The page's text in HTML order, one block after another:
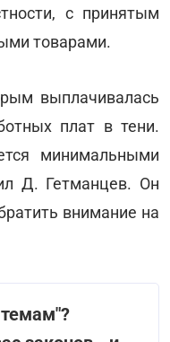
с принятым
товарами.
выплачивалась
плат в тени.
минимальными
Д. Гетманцев. Он
внимание на